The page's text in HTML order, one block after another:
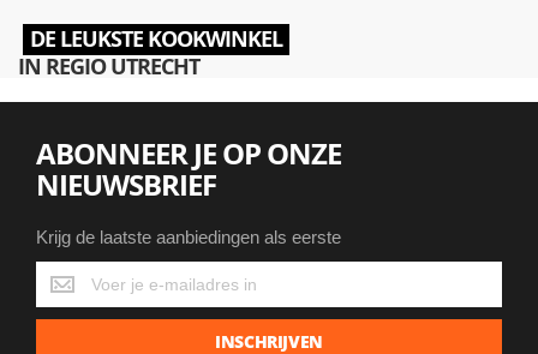
DE LEUKSTE KOOKWINKEL
IN REGIO UTRECHT
ABONNEER JE OP ONZE
NIEUWSBRIEF
Krijg de laatste aanbiedingen als eerste
Krijg
de
laatste
INSCHRIJVEN